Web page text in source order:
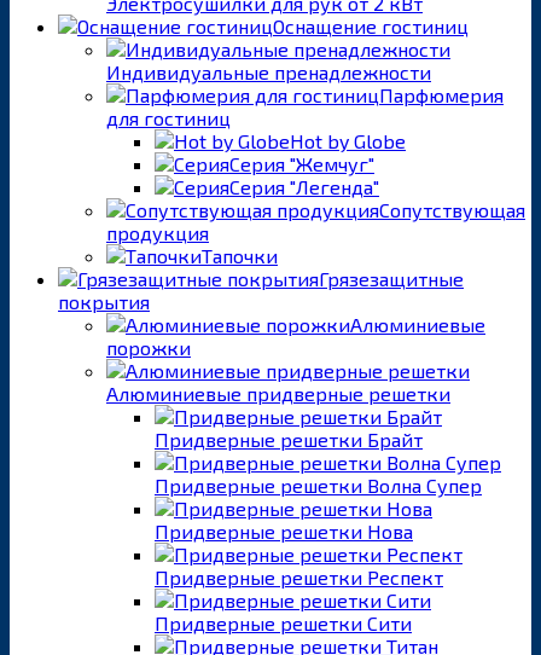
Оснащение гостиниц
Индивидуальные пренадлежности
Парфюмерия
для гостиниц
Hot by Globe
Серия "Жемчуг"
Серия "Легенда"
Сопутствующая
продукция
Тапочки
Грязезащитные
покрытия
Алюминиевые
порожки
Алюминиевые придверные решетки
Придверные решетки Брайт
Придверные решетки Волна Супер
Придверные решетки Нова
Придверные решетки Респект
Придверные решетки Сити